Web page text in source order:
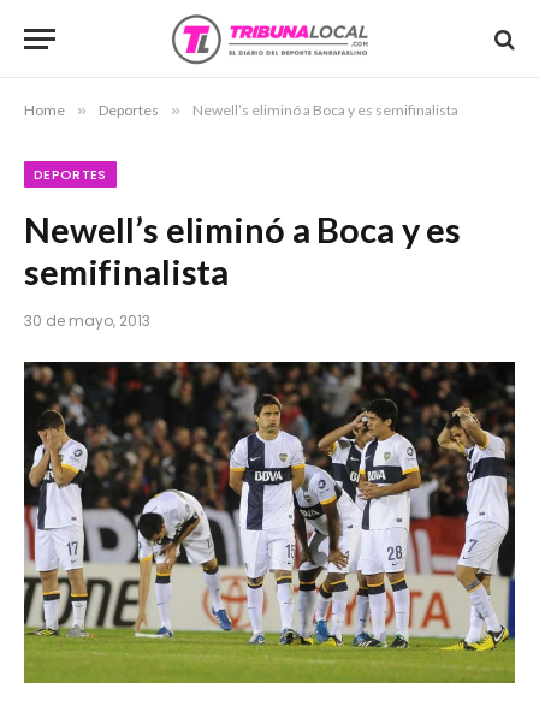
Home » Deportes » Newell’s eliminó a Boca y es semifinalista
DEPORTES
Newell’s eliminó a Boca y es
semifinalista
30 de mayo, 2013